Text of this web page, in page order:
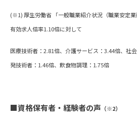
(※1) 厚生労働省 「一般職業紹介状況（職業安定
有効求人倍率1.10倍に対して
医療技術者：2.81倍、介護サービス：3.44倍、社
発技術者：1.46倍、飲食物調理：1.75倍
■資格保有者・経験者の声 （※2）